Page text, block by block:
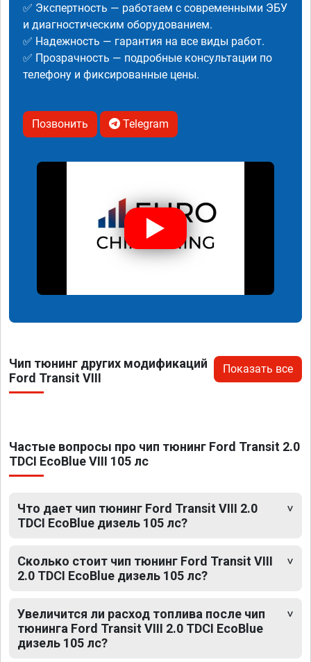
✅ Экспертность — работаем с современными ЭБУ
и диагностическим оборудованием.
✅ Надежность — гарантия на все виды работ.
✅ Прозрачность — подробные консультации по
телефону и фиксированные цены.
Позвонить Telegram
Чип тюнинг других модификаций
Ford Transit VIII
Показать все
Частые вопросы про чип тюнинг Ford Transit 2.0
TDCI EcoBlue VIII 105 лс
Что дает чип тюнинг Ford Transit VIII 2.0
TDCI EcoBlue дизель 105 лс?
Сколько стоит чип тюнинг Ford Transit VIII
2.0 TDCI EcoBlue дизель 105 лс?
Увеличится ли расход топлива после чип
тюнинга Ford Transit VIII 2.0 TDCI EcoBlue
дизель 105 лс?